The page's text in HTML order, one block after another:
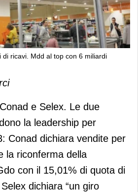
ricavi. Mdd al top con 6 miliardi
miliardi di ricavi. Mdd
e Selex. Le due
la leadership per
Conad dichiara vendite per
la riconferma della
con il 15,01% di quota di
dichiara “un giro